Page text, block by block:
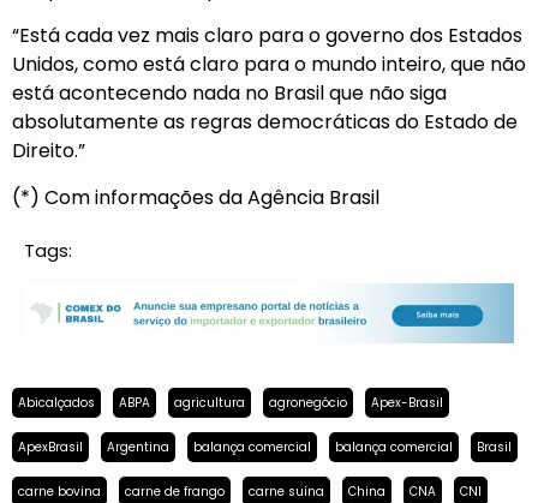
“Está cada vez mais claro para o governo dos Estados
Unidos, como está claro para o mundo inteiro, que não
está acontecendo nada no Brasil que não siga
absolutamente as regras democráticas do Estado de
Direito.”
(*) Com informações da Agência Brasil
Tags:
Abicalçados ABPA agricultura agronegócio Apex-Brasil
ApexBrasil Argentina balança comercial balança comercial Brasil
carne bovina carne de frango carne suína China CNA CNI